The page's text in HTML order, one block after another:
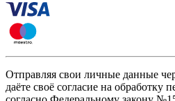
Отправляя свои личные данные
даёте своё согласие на обработку